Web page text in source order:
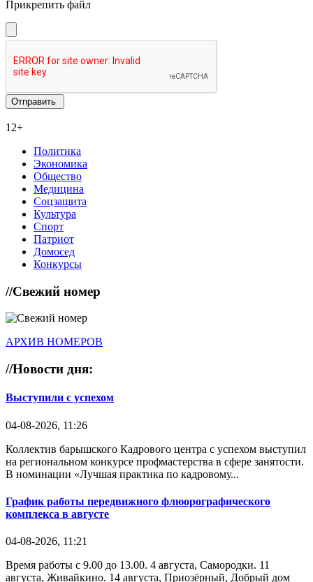
Прикрепить файл
12+
Политика
Экономика
Общество
Медицина
Соцзащита
Культура
Спорт
Патриот
Домосед
Конкурсы
//Свежий номер
АРХИВ НОМЕРОВ
//Новости дня:
Выступили с успехом
04-08-2026, 11:26
Коллектив барышского Кадрового центра с успехом выступил
на региональном конкурсе профмастерства в сфере занятости.
В номинации «Лучшая практика по кадровому...
График работы передвижного флюорографического
комплекса в августе
04-08-2026, 11:21
Время работы с 9.00 до 13.00. 4 августа, Самородки. 11
августа, Живайкино. 14 августа, Приозёрный, Добрый дом